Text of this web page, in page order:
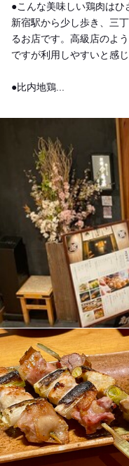
●こんな美味しい鶏肉はひ
新宿駅から少し歩き、三
るお店です。高級店のよ
ですが利用しやすいと感じ
●比内地鶏...